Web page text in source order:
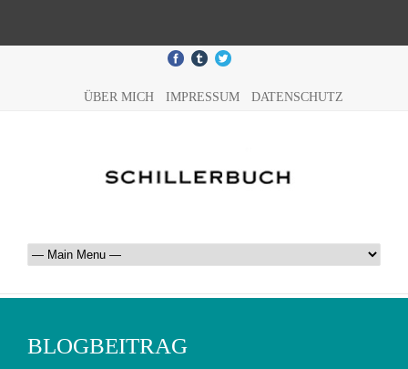
ÜBER MICH IMPRESSUM DATENSCHUTZ
BLOGBEITRAG